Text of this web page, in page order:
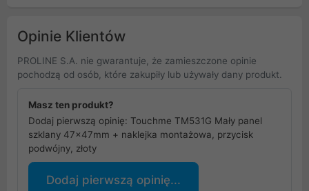
Opinie Klientów
PROLINE S.A. nie gwarantuje, że zamieszczone opinie
pochodzą od osób, które zakupiły lub używały dany produkt.
Masz ten produkt?
Dodaj pierwszą opinię: Touchme TM531G Mały panel
szklany 47x47mm + naklejka montażowa, przycisk
podwójny, złoty
Dodaj pierwszą opinię...